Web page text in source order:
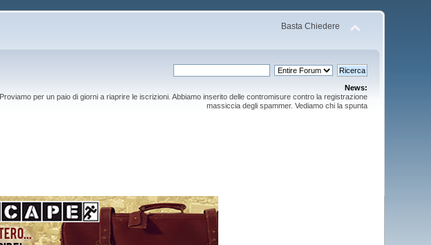
Basta Chiedere
News:
Proviamo per un paio di giorni a riaprire le iscrizioni. Abbiamo inserito delle contromisure contro la registrazione
massiccia degli spammer. Vediamo chi la spunta